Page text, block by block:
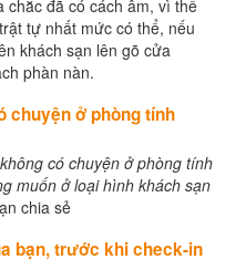
chắc đã có cách âm, vì thế
tự nhất mức có thể, nếu
khách sạn lên gõ cửa
phàn nàn.
chuyện ở phòng tính
có chuyện ở phòng tính
muốn ở loại hình khách sạn
chia sẻ
bạn, trước khi check-in